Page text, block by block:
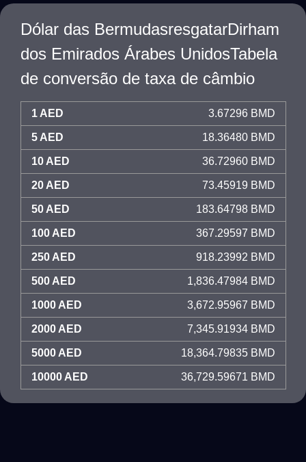
Dólar das BermudasresgatarDirham
dos Emirados Árabes UnidosTabela
de conversão de taxa de câmbio
1 AED 3.67296 BMD
5 AED 18.36480 BMD
10 AED 36.72960 BMD
20 AED 73.45919 BMD
50 AED 183.64798 BMD
100 AED 367.29597 BMD
250 AED 918.23992 BMD
500 AED 1,836.47984 BMD
1000 AED 3,672.95967 BMD
2000 AED 7,345.91934 BMD
5000 AED 18,364.79835 BMD
10000 AED 36,729.59671 BMD